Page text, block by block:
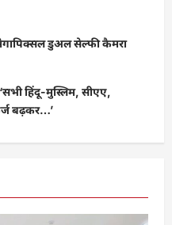
डुअल सेल्फी कैमरा
हिंदू-मुस्लिम, सीएए,
बढ़कर…’